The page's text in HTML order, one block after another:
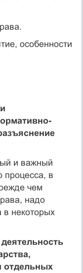
особенности
и важный
процесса, в
чем
надо
некоторых
деятельность
отдельных